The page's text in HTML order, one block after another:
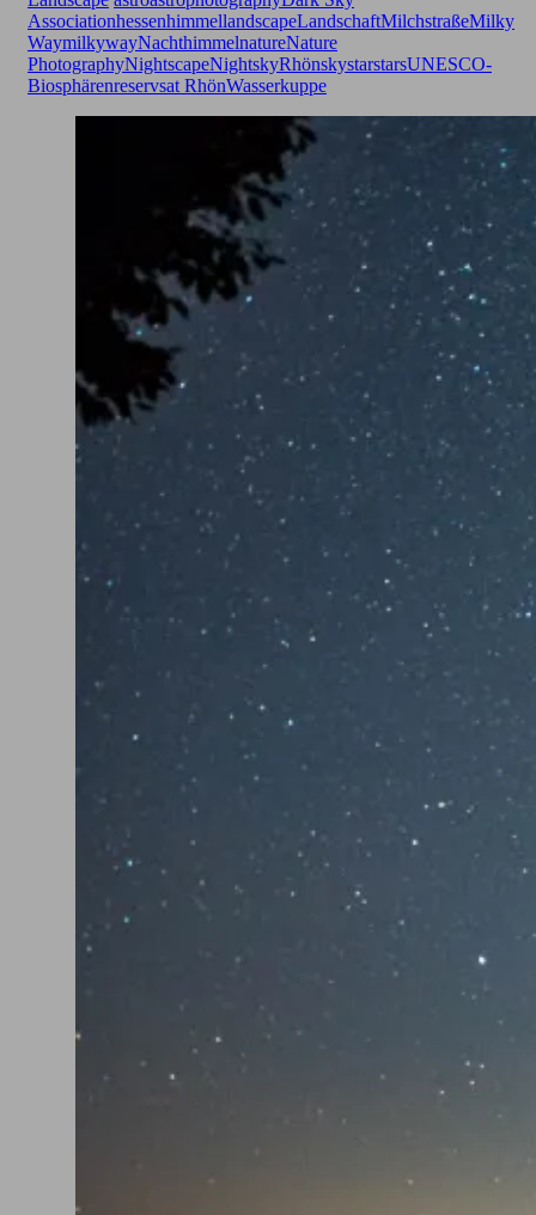
AssociationhessenhimmellandscapeLandschaftMilchstraßeMilky
WaymilkywayNachthimmelnatureNature
PhotographyNightscapeNightskyRhönskystarstarsUNESCO-
Biosphärenreservsat RhönWasserkuppe